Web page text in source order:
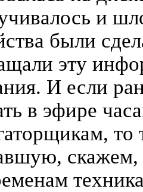
и
были
эту
И если
в эфире
то